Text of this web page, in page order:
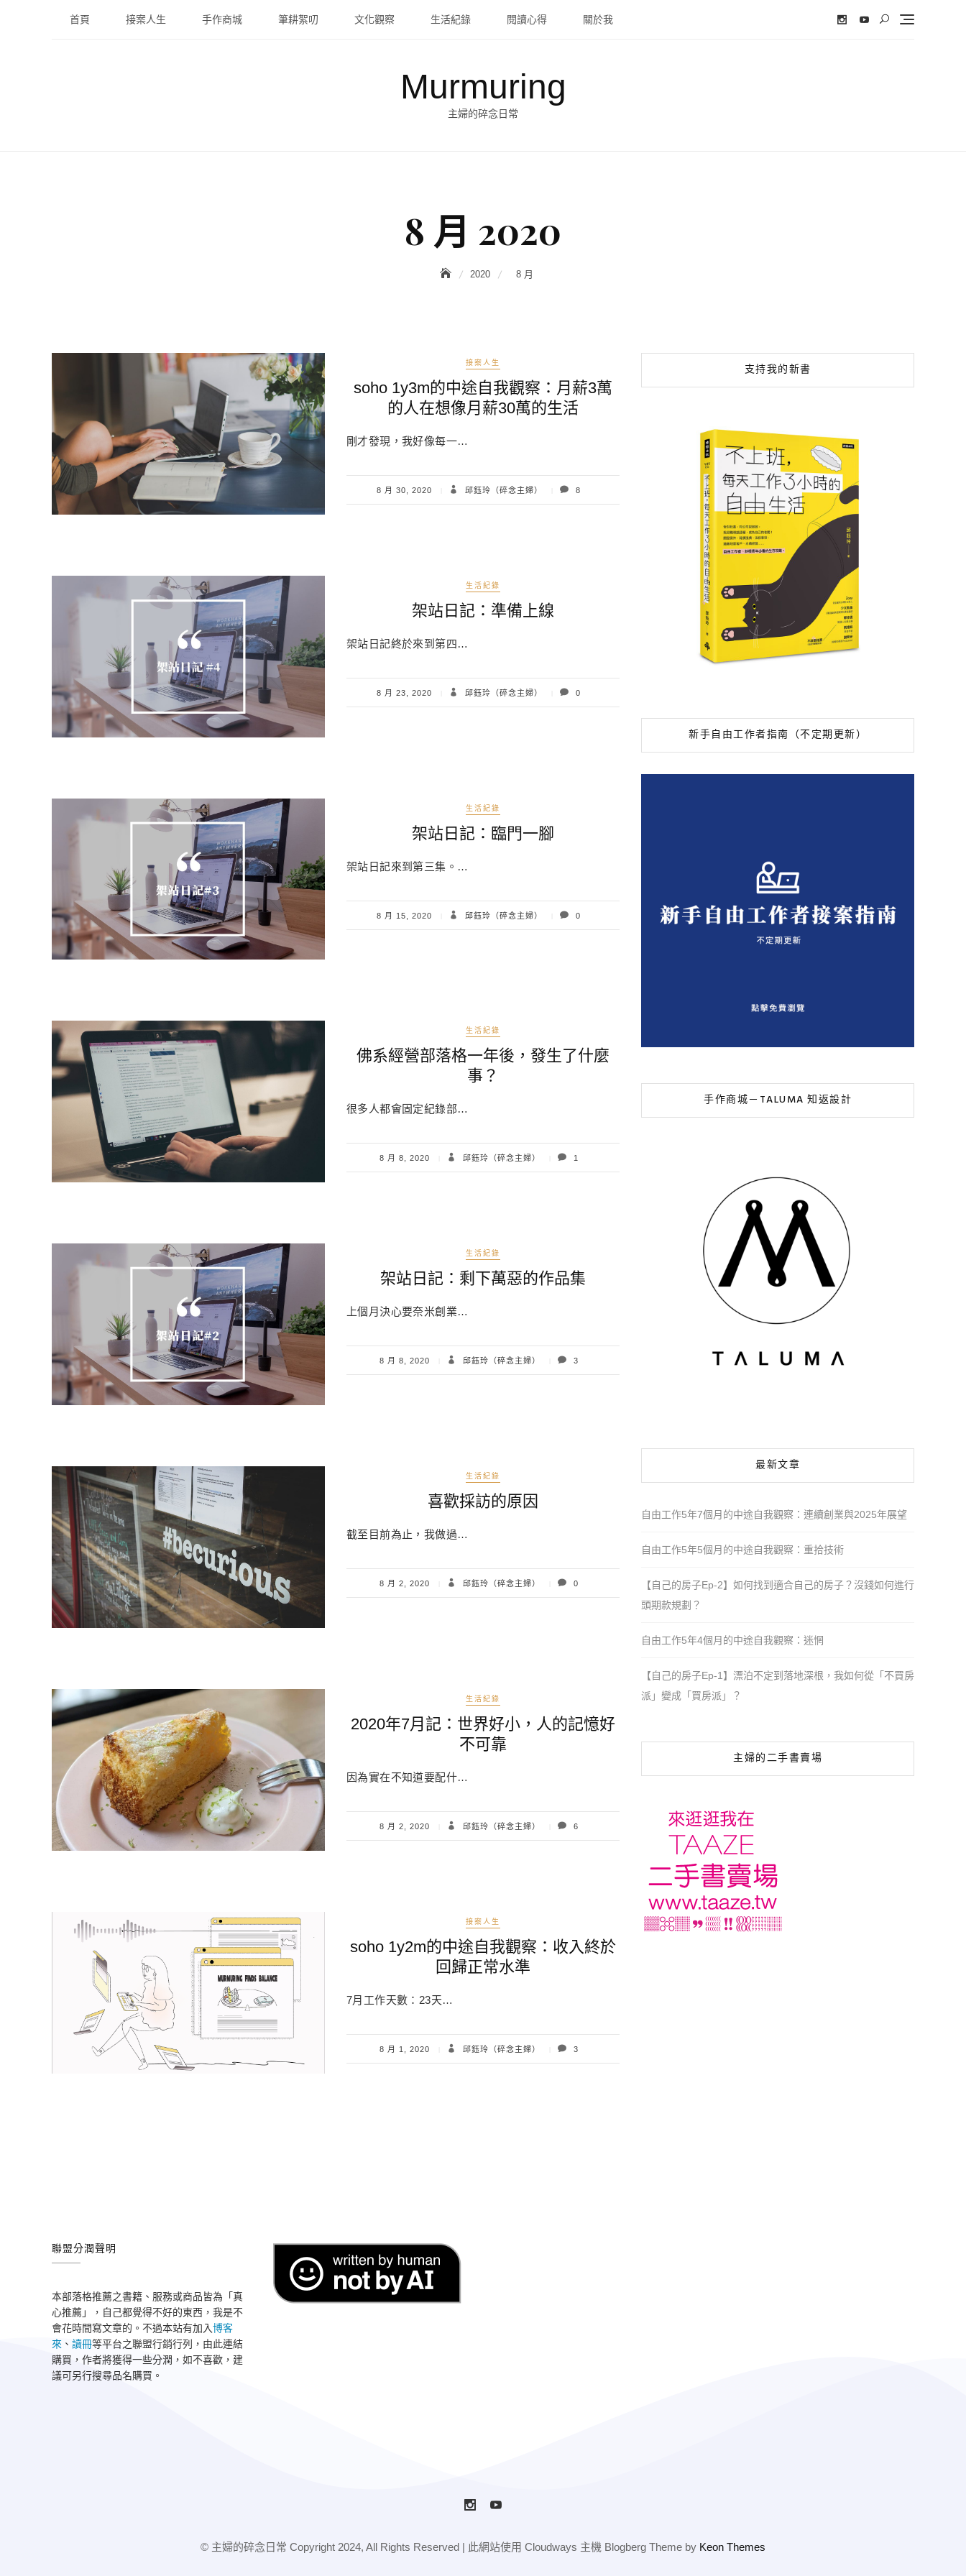
首頁 接案人生 手作商城 筆耕絮叨 文化觀察 生活紀錄 閱讀心得 關於我
Murmuring
主婦的碎念日常
8 月 2020
2020 8 月
接案人生
soho 1y3m的中途自我觀察：月薪3萬
的人在想像月薪30萬的生活
剛才發現，我好像每一…
8 月 30, 2020 邱鈺玲（碎念主婦） 8
生活紀錄
架站日記：準備上線
架站日記終於來到第四…
8 月 23, 2020 邱鈺玲（碎念主婦） 0
生活紀錄
架站日記：臨門一腳
架站日記來到第三集。…
8 月 15, 2020 邱鈺玲（碎念主婦） 0
生活紀錄
佛系經營部落格一年後，發生了什麼
事？
很多人都會固定紀錄部…
8 月 8, 2020 邱鈺玲（碎念主婦） 1
生活紀錄
架站日記：剩下萬惡的作品集
上個月決心要奈米創業…
8 月 8, 2020 邱鈺玲（碎念主婦） 3
生活紀錄
喜歡採訪的原因
截至目前為止，我做過…
8 月 2, 2020 邱鈺玲（碎念主婦） 0
生活紀錄
2020年7月記：世界好小，人的記憶好
不可靠
因為實在不知道要配什…
8 月 2, 2020 邱鈺玲（碎念主婦） 6
接案人生
soho 1y2m的中途自我觀察：收入終於
回歸正常水準
7月工作天數：23天…
8 月 1, 2020 邱鈺玲（碎念主婦） 3
支持我的新書
新手自由工作者指南（不定期更新）
手作商城－TALUMA 知返設計
最新文章
自由工作5年7個月的中途自我觀察：連續創業與2025年展望
自由工作5年5個月的中途自我觀察：重拾技術
【自己的房子Ep-2】如何找到適合自己的房子？沒錢如何進行
頭期款規劃？
自由工作5年4個月的中途自我觀察：迷惘
【自己的房子Ep-1】漂泊不定到落地深根，我如何從「不買房
派」變成「買房派」？
主婦的二手書賣場
聯盟分潤聲明
本部落格推薦之書籍、服務或商品皆為「真
心推薦」，自己都覺得不好的東西，我是不
會花時間寫文章的。不過本站有加入博客
來 、 讀冊等平台之聯盟行銷行列，由此連結
購買，作者將獲得一些分潤，如不喜歡，建
議可另行搜尋品名購買。
© 主婦的碎念日常 Copyright 2024, All Rights Reserved | 此網站使用 Cloudways 主機 Blogberg Theme by Keon Themes